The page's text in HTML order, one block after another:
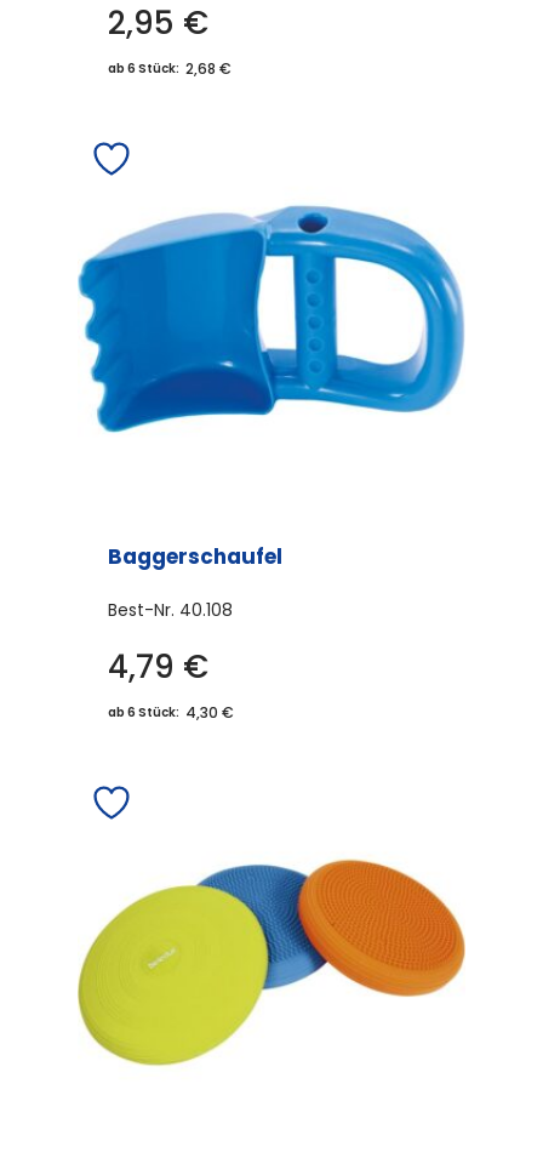
2,95 €
ab 6 Stück: 2,68 €
Baggerschaufel
Best-Nr. 40.108
4,79 €
ab 6 Stück: 4,30 €